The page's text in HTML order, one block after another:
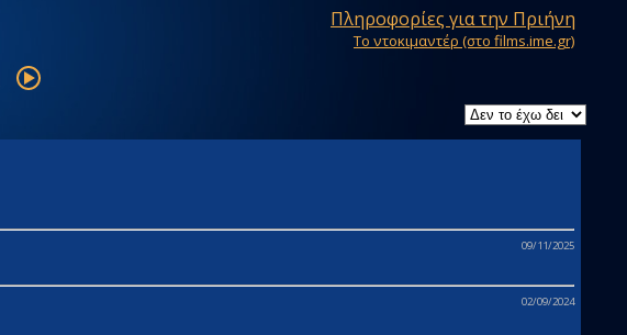
Πληροφορίες για την Πριήνη
Tο ντοκιμαντέρ (στο films.ime.gr)
09/11/2025
02/09/2024